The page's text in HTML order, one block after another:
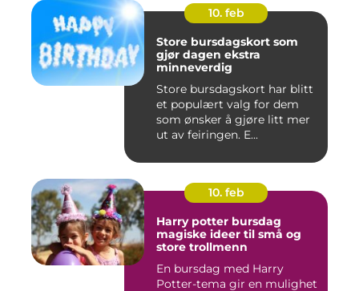
10. feb
Store bursdagskort som
gjør dagen ekstra
minneverdig
Store bursdagskort har blitt
et populært valg for dem
som ønsker å gjøre litt mer
ut av feiringen. E...
10. feb
Harry potter bursdag
magiske ideer til små og
store trollmenn
En bursdag med Harry
Potter-tema gir en mulighet